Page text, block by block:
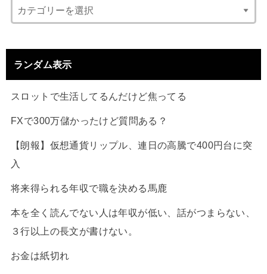
ランダム表示
スロットで生活してるんだけど焦ってる
FXで300万儲かったけど質問ある？
【朗報】仮想通貨リップル、連日の高騰で400円台に突
入
将来得られる年収で職を決める馬鹿
本を全く読んでない人は年収が低い、話がつまらない、
３行以上の長文が書けない。
お金は紙切れ